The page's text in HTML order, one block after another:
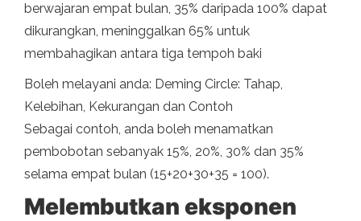
berwajaran empat bulan, 35% daripada 100% dapat
dikurangkan, meninggalkan 65% untuk
membahagikan antara tiga tempoh baki
Boleh melayani anda: Deming Circle: Tahap,
Kelebihan, Kekurangan dan Contoh
Sebagai contoh, anda boleh menamatkan
pembobotan sebanyak 15%, 20%, 30% dan 35%
selama empat bulan (15+20+30+35 = 100).
Melembutkan eksponen